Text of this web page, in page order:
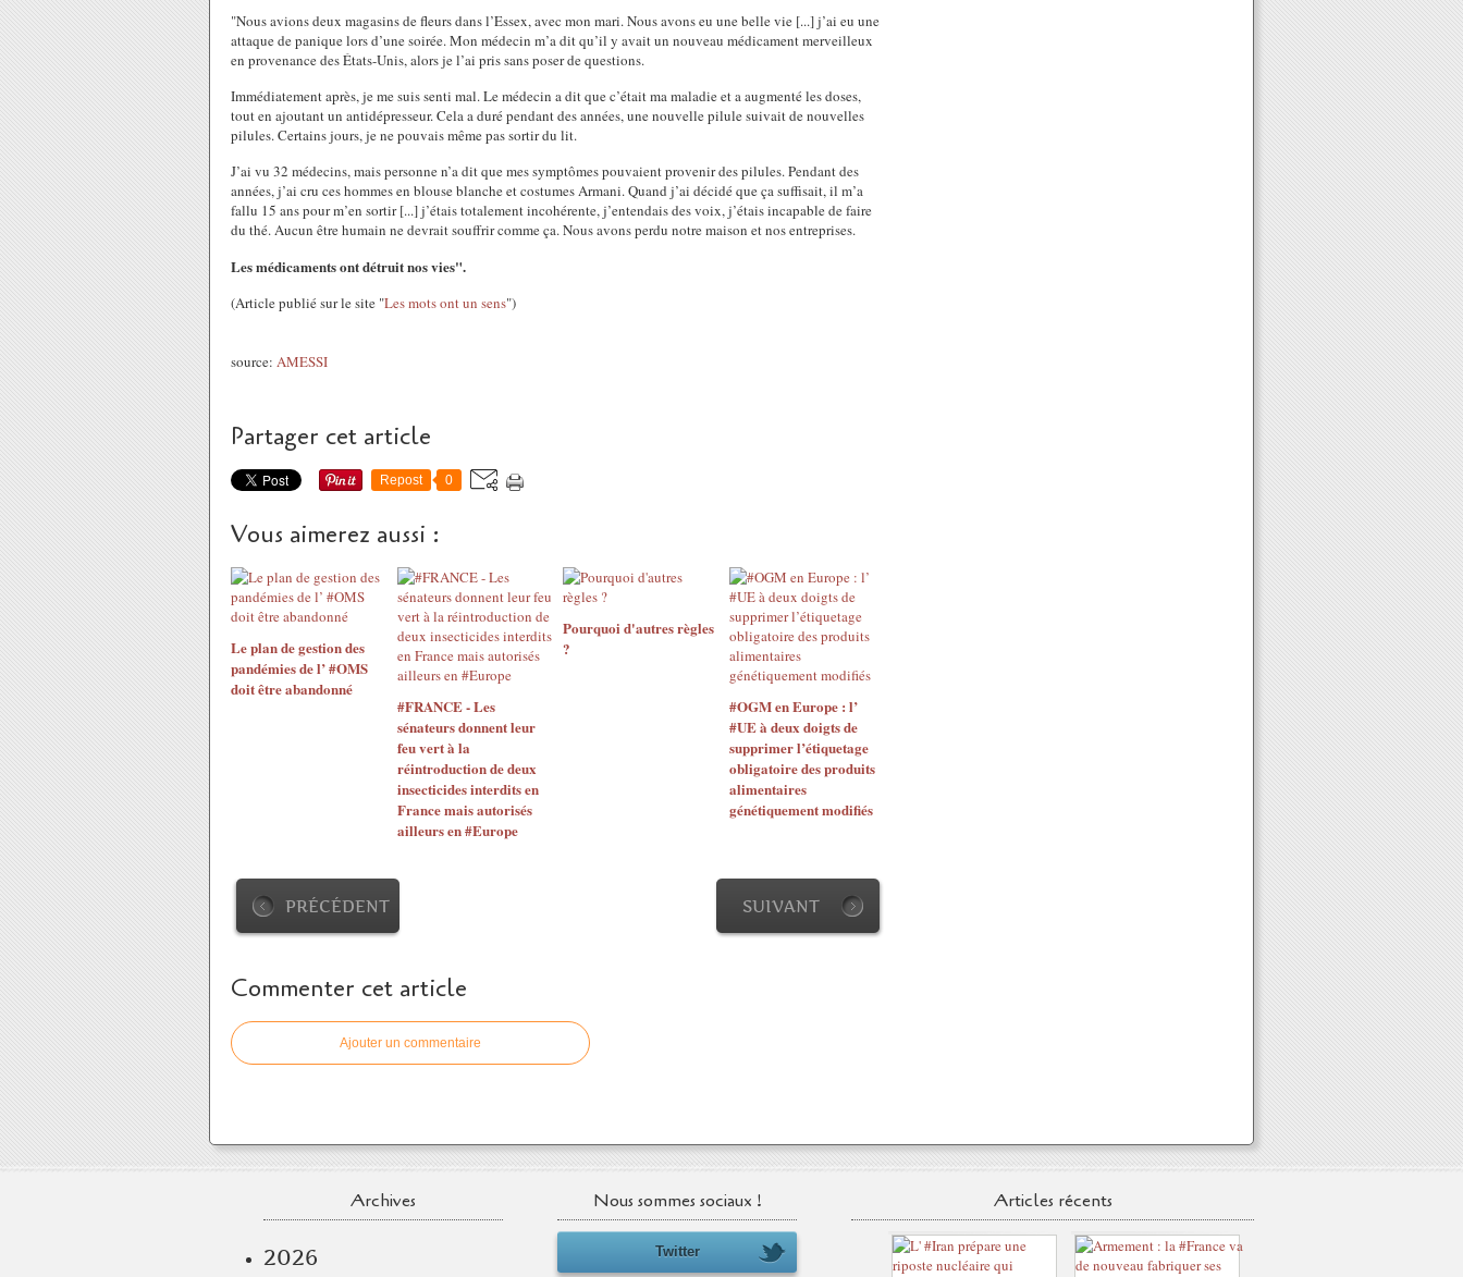
"Nous avions deux magasins de fleurs dans l’Essex, avec mon mari. Nous avons eu une belle vie [...] j’ai eu une
attaque de panique lors d’une soirée. Mon médecin m’a dit qu’il y avait un nouveau médicament merveilleux
en provenance des États-Unis, alors je l’ai pris sans poser de questions.
Immédiatement après, je me suis senti mal. Le médecin a dit que c’était ma maladie et a augmenté les doses,
tout en ajoutant un antidépresseur. Cela a duré pendant des années, une nouvelle pilule suivait de nouvelles
pilules. Certains jours, je ne pouvais même pas sortir du lit.
J’ai vu 32 médecins, mais personne n’a dit que mes symptômes pouvaient provenir des pilules. Pendant des
années, j’ai cru ces hommes en blouse blanche et costumes Armani. Quand j’ai décidé que ça suffisait, il m’a
fallu 15 ans pour m’en sortir [...] j’étais totalement incohérente, j’entendais des voix, j’étais incapable de faire
du thé. Aucun être humain ne devrait souffrir comme ça. Nous avons perdu notre maison et nos entreprises.
Les médicaments ont détruit nos vies".
(Article publié sur le site "Les mots ont un sens")
source: AMESSI
Partager cet article
Repost 0
Vous aimerez aussi :
Le plan de gestion des
pandémies de l’ #OMS
doit être abandonné
#FRANCE - Les
sénateurs donnent leur
feu vert à la
réintroduction de deux
insecticides interdits en
France mais autorisés
ailleurs en #Europe
Pourquoi d'autres règles
?
#OGM en Europe : l’
#UE à deux doigts de
supprimer l’étiquetage
obligatoire des produits
alimentaires
génétiquement modifiés
PRÉCÉDENT SUIVANT
Commenter cet article
Ajouter un commentaire
Archives
2026
Nous sommes sociaux !
Twitter
Articles récents